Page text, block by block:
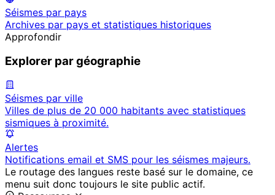
Séismes par pays
Archives par pays et statistiques historiques
Approfondir
Explorer par géographie
Séismes par ville
Villes de plus de 20 000 habitants avec statistiques
sismiques à proximité.
Alertes
Notifications email et SMS pour les séismes majeurs.
Le routage des langues reste basé sur le domaine, ce
menu suit donc toujours le site public actif.